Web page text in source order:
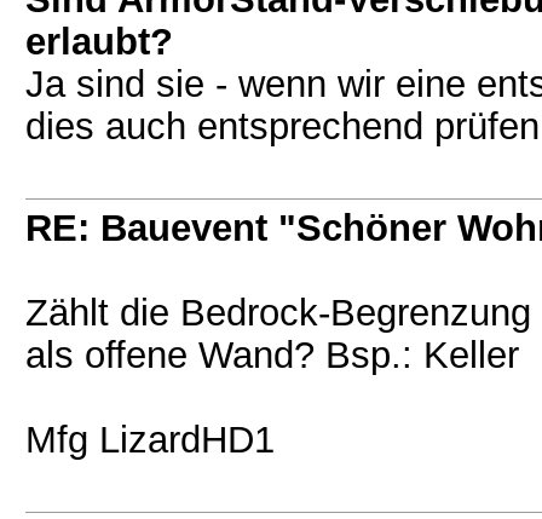
erlaubt?
Ja sind sie - wenn wir eine
dies auch entsprechend
RE: Bauevent "Schöner
Zählt die Bedrock-
als offene Wand? Bsp.: Keller
Mfg LizardHD1